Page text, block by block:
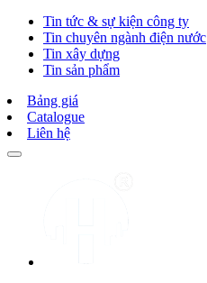
Tin tức & sự kiện công ty
Tin chuyên ngành điện nước
Tin xây dựng
Tin sản phẩm
Bảng giá
Catalogue
Liên hệ